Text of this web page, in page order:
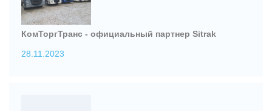
КомТоргТранс - официальный партнер Sitrak
28.11.2023